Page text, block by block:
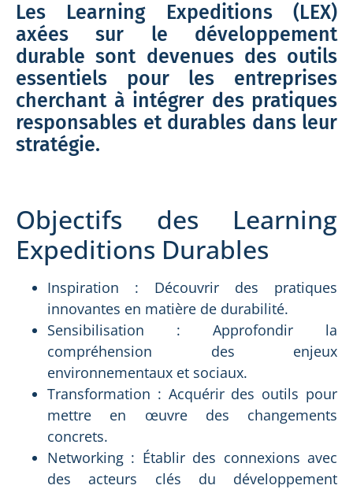
Les Learning Expeditions (LEX)
axées sur le développement
durable sont devenues des outils
essentiels pour les entreprises
cherchant à intégrer des pratiques
responsables et durables dans leur
stratégie.
Objectifs des Learning
Expeditions Durables
Inspiration : Découvrir des pratiques
innovantes en matière de durabilité.
Sensibilisation : Approfondir la
compréhension des enjeux
environnementaux et sociaux.
Transformation : Acquérir des outils pour
mettre en œuvre des changements
concrets.
Networking : Établir des connexions avec
des acteurs clés du développement